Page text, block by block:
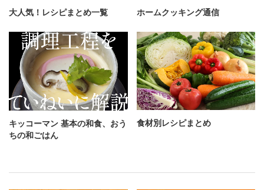
大人気！レシピまとめ一覧 ホームクッキング通信
キッコーマン 基本の和食、おう
ちの和ごはん
食材別レシピまとめ